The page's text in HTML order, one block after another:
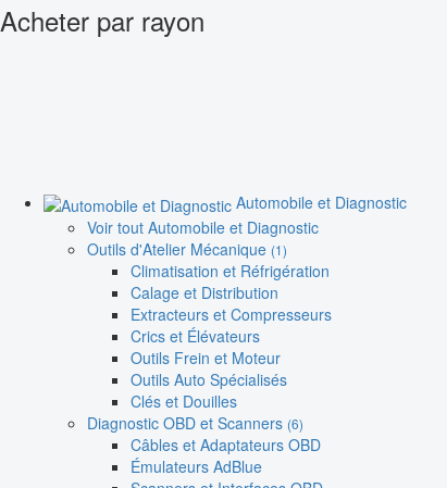
Acheter par rayon
Automobile et Diagnostic
Voir tout Automobile et Diagnostic
Outils d'Atelier Mécanique (1)
Climatisation et Réfrigération
Calage et Distribution
Extracteurs et Compresseurs
Crics et Élévateurs
Outils Frein et Moteur
Outils Auto Spécialisés
Clés et Douilles
Diagnostic OBD et Scanners (6)
Câbles et Adaptateurs OBD
Émulateurs AdBlue